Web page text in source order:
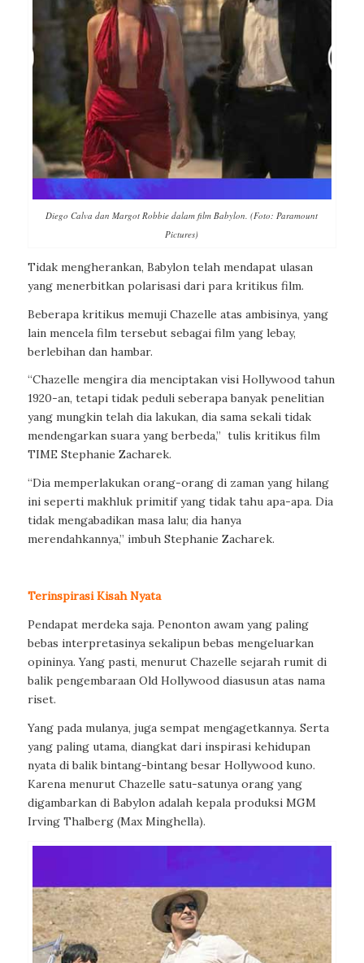
Diego Calva dan Margot Robbie dalam film Babylon. (Foto: Paramount
Pictures)
Tidak mengherankan, Babylon telah mendapat ulasan
yang menerbitkan polarisasi dari para kritikus film.
Beberapa kritikus memuji Chazelle atas ambisinya, yang
lain mencela film tersebut sebagai film yang lebay,
berlebihan dan hambar.
“Chazelle mengira dia menciptakan visi Hollywood tahun
1920-an, tetapi tidak peduli seberapa banyak penelitian
yang mungkin telah dia lakukan, dia sama sekali tidak
mendengarkan suara yang berbeda,” tulis kritikus film
TIME Stephanie Zacharek.
“Dia memperlakukan orang-orang di zaman yang hilang
ini seperti makhluk primitif yang tidak tahu apa-apa. Dia
tidak mengabadikan masa lalu; dia hanya
merendahkannya,” imbuh Stephanie Zacharek.
Terinspirasi Kisah Nyata
Pendapat merdeka saja. Penonton awam yang paling
bebas interpretasinya sekalipun bebas mengeluarkan
opininya. Yang pasti, menurut Chazelle sejarah rumit di
balik pengembaraan Old Hollywood diasusun atas nama
riset.
Yang pada mulanya, juga sempat mengagetkannya. Serta
yang paling utama, diangkat dari inspirasi kehidupan
nyata di balik bintang-bintang besar Hollywood kuno.
Karena menurut Chazelle satu-satunya orang yang
digambarkan di Babylon adalah kepala produksi MGM
Irving Thalberg (Max Minghella).